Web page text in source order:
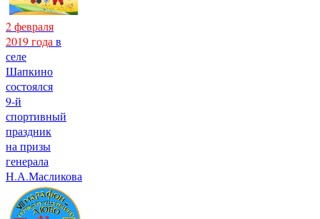
2 февраля
2019 годав
селе
Шапкино
состоялся
9-й
спортивный
праздник
на призы
генерала
Н.А.Масликова